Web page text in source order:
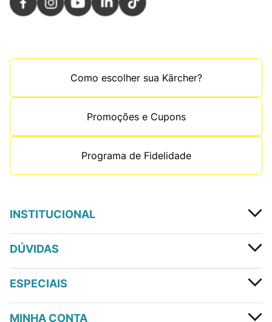
Como escolher sua Kärcher?
Promoções e Cupons
Programa de Fidelidade
INSTITUCIONAL
DÚVIDAS
ESPECIAIS
MINHA CONTA